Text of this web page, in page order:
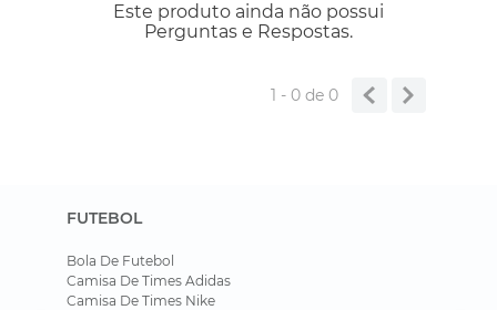
Este produto ainda não possui
Perguntas e Respostas.
1 - 0de 0
FUTEBOL
Bola De Futebol
Camisa De Times Adidas
Camisa De Times Nike